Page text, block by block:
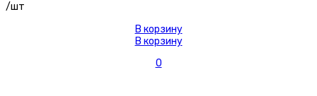
/шт
В корзину
В корзину
0